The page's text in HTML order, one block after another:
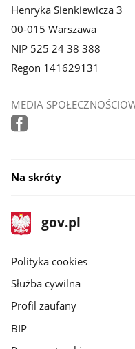
Henryka Sienkiewicza 3
00-015 Warszawa
NIP 525 24 38 388
Regon 141629131
MEDIA
Na skróty
stopka
gov.pl
Strona
gov.pl
gov.pl
Polityka cookies
Służba cywilna
Profil zaufany
BIP